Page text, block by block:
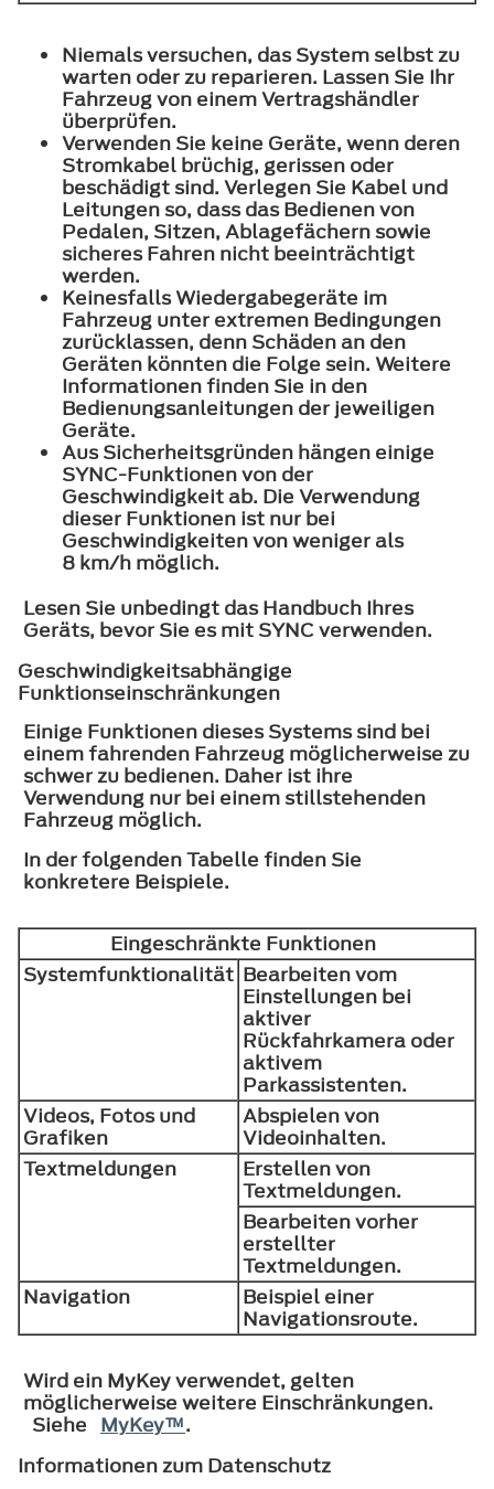
Niemals versuchen, das System selbst zu
warten oder zu reparieren. Lassen Sie Ihr
Fahrzeug von einem Vertragshändler
überprüfen.
Verwenden Sie keine Geräte, wenn deren
Stromkabel brüchig, gerissen oder
beschädigt sind. Verlegen Sie Kabel und
Leitungen so, dass das Bedienen von
Pedalen, Sitzen, Ablagefächern sowie
sicheres Fahren nicht beeinträchtigt
werden.
Keinesfalls Wiedergabegeräte im
Fahrzeug unter extremen Bedingungen
zurücklassen, denn Schäden an den
Geräten könnten die Folge sein. Weitere
Informationen finden Sie in den
Bedienungsanleitungen der jeweiligen
Geräte.
Aus Sicherheitsgründen hängen einige
SYNC-Funktionen von der
Geschwindigkeit ab. Die Verwendung
dieser Funktionen ist nur bei
Geschwindigkeiten von weniger als
8 km/h möglich.
Lesen Sie unbedingt das Handbuch Ihres
Geräts, bevor Sie es mit SYNC verwenden.
Geschwindigkeitsabhängige
Funktionseinschränkungen
Einige Funktionen dieses Systems sind bei
einem fahrenden Fahrzeug möglicherweise zu
schwer zu bedienen. Daher ist ihre
Verwendung nur bei einem stillstehenden
Fahrzeug möglich.
In der folgenden Tabelle finden Sie
konkretere Beispiele.
Eingeschränkte Funktionen
Systemfunktionalität Bearbeiten vom
Einstellungen bei
aktiver
Rückfahrkamera oder
aktivem
Parkassistenten.
Videos, Fotos und
Grafiken
Abspielen von
Videoinhalten.
Textmeldungen
Erstellen von
Textmeldungen.
Bearbeiten vorher
erstellter
Textmeldungen.
Navigation
Beispiel einer
Navigationsroute.
Wird ein MyKey verwendet, gelten
möglicherweise weitere Einschränkungen.
Siehe MyKey™.
Informationen zum Datenschutz